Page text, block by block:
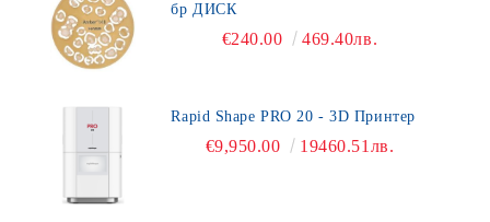
бр ДИСК
€240.00 469.40лв.
Rapid Shape PRO 20 - 3D Принтер
€9,950.00 19460.51лв.